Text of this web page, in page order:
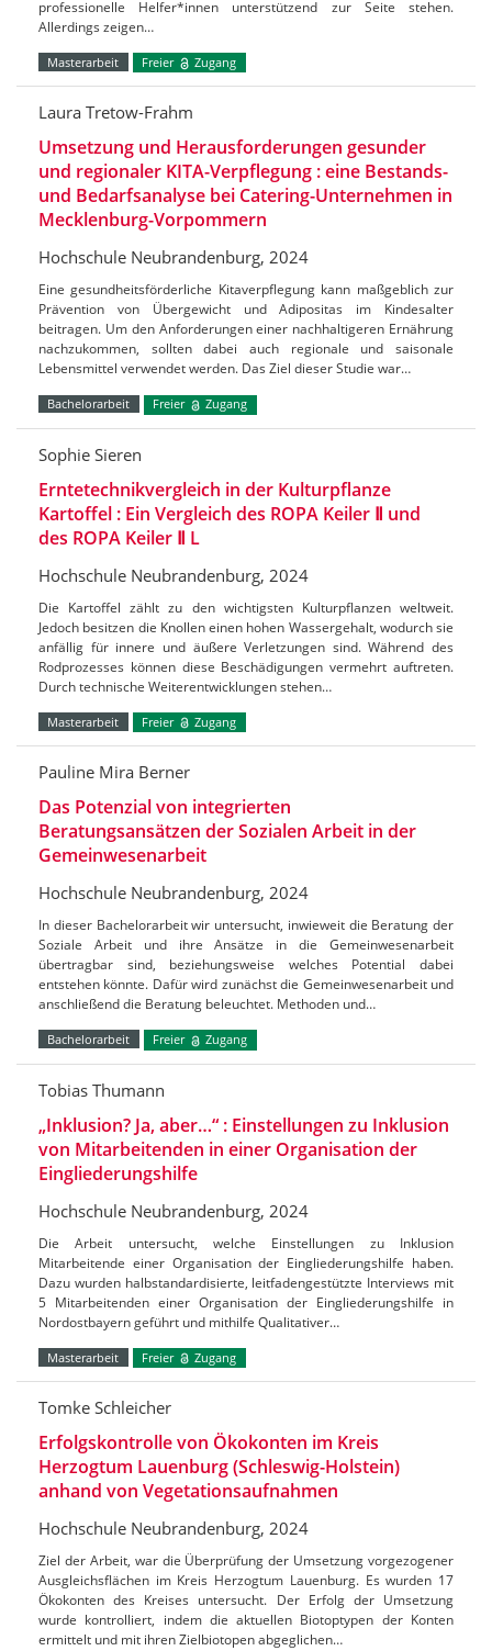
professionelle Helfer*innen unterstützend zur Seite stehen.
Allerdings zeigen…
Masterarbeit Freier Zugang
Laura Tretow-Frahm
Umsetzung und Herausforderungen gesunder
und regionaler KITA-Verpflegung : eine Bestands-
und Bedarfsanalyse bei Catering-Unternehmen in
Mecklenburg-Vorpommern
Hochschule Neubrandenburg, 2024
Eine gesundheitsförderliche Kitaverpflegung kann maßgeblich zur
Prävention von Übergewicht und Adipositas im Kindesalter
beitragen. Um den Anforderungen einer nachhaltigeren Ernährung
nachzukommen, sollten dabei auch regionale und saisonale
Lebensmittel verwendet werden. Das Ziel dieser Studie war…
Bachelorarbeit Freier Zugang
Sophie Sieren
Erntetechnikvergleich in der Kulturpflanze
Kartoffel : Ein Vergleich des ROPA Keiler Ⅱ und
des ROPA Keiler Ⅱ L
Hochschule Neubrandenburg, 2024
Die Kartoffel zählt zu den wichtigsten Kulturpflanzen weltweit.
Jedoch besitzen die Knollen einen hohen Wassergehalt, wodurch sie
anfällig für innere und äußere Verletzungen sind. Während des
Rodprozesses können diese Beschädigungen vermehrt auftreten.
Durch technische Weiterentwicklungen stehen…
Masterarbeit Freier Zugang
Pauline Mira Berner
Das Potenzial von integrierten
Beratungsansätzen der Sozialen Arbeit in der
Gemeinwesenarbeit
Hochschule Neubrandenburg, 2024
In dieser Bachelorarbeit wir untersucht, inwieweit die Beratung der
Soziale Arbeit und ihre Ansätze in die Gemeinwesenarbeit
übertragbar sind, beziehungsweise welches Potential dabei
entstehen könnte. Dafür wird zunächst die Gemeinwesenarbeit und
anschließend die Beratung beleuchtet. Methoden und…
Bachelorarbeit Freier Zugang
Tobias Thumann
„Inklusion? Ja, aber…“ : Einstellungen zu Inklusion
von Mitarbeitenden in einer Organisation der
Eingliederungshilfe
Hochschule Neubrandenburg, 2024
Die Arbeit untersucht, welche Einstellungen zu Inklusion
Mitarbeitende einer Organisation der Eingliederungshilfe haben.
Dazu wurden halbstandardisierte, leitfadengestützte Interviews mit
5 Mitarbeitenden einer Organisation der Eingliederungshilfe in
Nordostbayern geführt und mithilfe Qualitativer…
Masterarbeit Freier Zugang
Tomke Schleicher
Erfolgskontrolle von Ökokonten im Kreis
Herzogtum Lauenburg (Schleswig-Holstein)
anhand von Vegetationsaufnahmen
Hochschule Neubrandenburg, 2024
Ziel der Arbeit, war die Überprüfung der Umsetzung vorgezogener
Ausgleichsflächen im Kreis Herzogtum Lauenburg. Es wurden 17
Ökokonten des Kreises untersucht. Der Erfolg der Umsetzung
wurde kontrolliert, indem die aktuellen Biotoptypen der Konten
ermittelt und mit ihren Zielbiotopen abgeglichen…